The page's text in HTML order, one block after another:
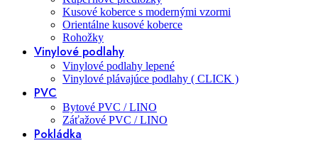
Kusové koberce s modernými vzormi
Orientálne kusové koberce
Rohožky
Vinylové podlahy
Vinylové podlahy lepené
Vinylové plávajúce podlahy ( CLICK )
PVC
Bytové PVC / LINO
Záťažové PVC / LINO
Pokládka